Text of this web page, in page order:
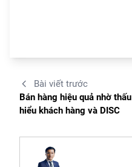
Bài viết trước
Bán hàng hiệu quả nhờ thấu
hiểu khách hàng và DISC